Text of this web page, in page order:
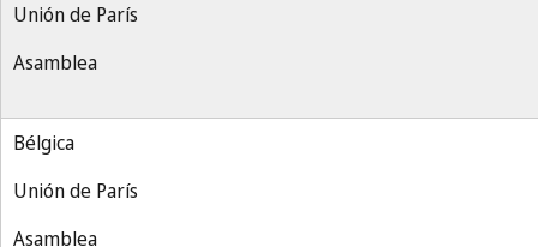
Unión de París
Asamblea
Bélgica
Unión de París
Asamblea